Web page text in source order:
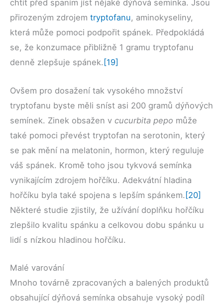
chtít před spaním jíst nějaké dýňová semínka. Jsou
přirozeným zdrojem tryptofanu, aminokyseliny,
která může pomoci podpořit spánek. Předpokládá
se, že konzumace přibližně 1 gramu tryptofanu
denně zlepšuje spánek. [19]
Ovšem pro dosažení tak vysokého množství
tryptofanu byste měli sníst asi 200 gramů dýňových
semínek. Zinek obsažen v cucurbita pepo může
také pomoci převést tryptofan na serotonin, který
se pak mění na melatonin, hormon, který reguluje
váš spánek. Kromě toho jsou tykvová semínka
vynikajícím zdrojem hořčíku. Adekvátní hladina
hořčíku byla také spojena s lepším spánkem. [20]
Některé studie zjistily, že užívání doplňku hořčíku
zlepšilo kvalitu spánku a celkovou dobu spánku u
lidí s nízkou hladinou hořčíku.
Malé varování
Mnoho továrně zpracovaných a balených produktů
obsahující dýňová semínka obsahuje vysoký podíl